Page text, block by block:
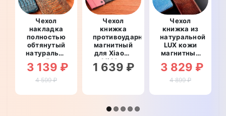
Чехол
накладка
полностью
обтянутый
натуральной
кожей для
Xiaomi Mi
Max
СТРАУС
3 139 ₽
4 599 ₽
Чехол
книжка
противоударный
магнитный
для Xiaomi
Mi Max
"PRIVILEGE"
1 639 ₽
Чехол
книжка из
натуральной
LUX кожи
магнитный
противоударный
для Xiaomi
Mi Max
3 829 ₽
4 899 ₽